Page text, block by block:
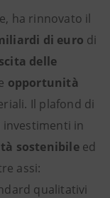
ha rinnovato il
di euro di
delle
opportunità
Il plafond di
in
sostenibileed
assi:
qualitativi